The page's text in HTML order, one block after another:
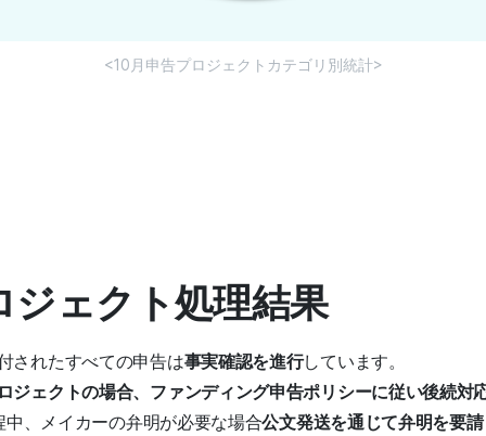
<10月申告プロジェクトカテゴリ別統計>
ジェクト処理結果
されたすべての申告は事実確認を進行しています。
ジェクトの場合、ファンディング申告ポリシーに従い後続対
中、メイカーの弁明が必要な場合公文発送を通じて弁明を要